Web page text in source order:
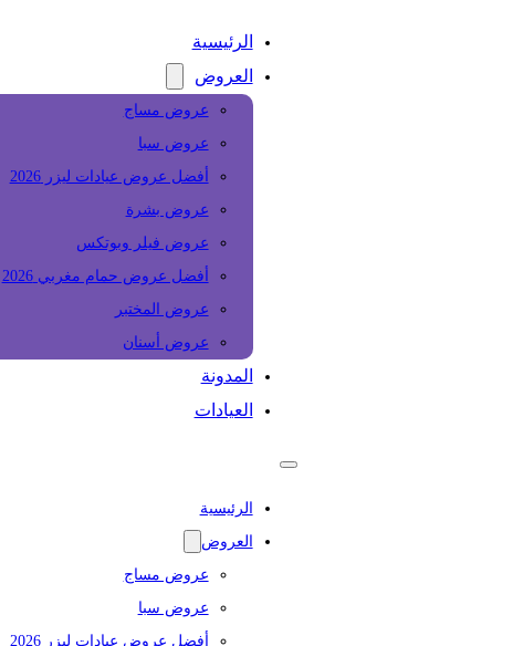
الرئيسية
العروض
عروض مساج
عروض سبا
أفضل عروض عيادات ليزر 2026
عروض بشرة
عروض فيلر وبوتكس
أفضل عروض حمام مغربي 2026
عروض المختبر
عروض أسنان
المدونة
العيادات
الرئيسية
العروض
عروض مساج
عروض سبا
أفضل عروض عيادات ليزر 2026